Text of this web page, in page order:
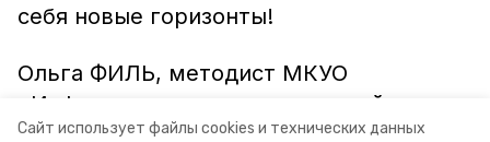
Сайт использует файлы cookies и технических данных
себя новые горизонты!
Ольга ФИЛЬ, методист МКУО
«Информационно–методический
центр».